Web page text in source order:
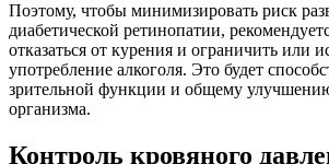
Поэтому, чтобы минимизировать риск
диабетической ретинопатии,
отказаться от курения и ограничить или
употребление алкоголя. Это будет
зрительной функции и общему
организма.
Контроль кровяного